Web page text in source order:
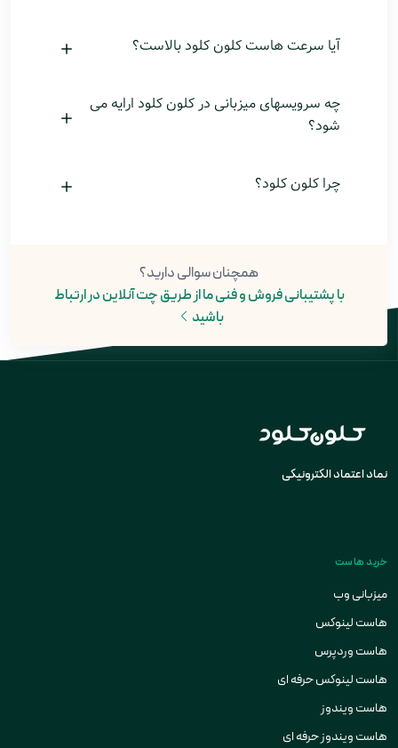
آیا سرعت هاست کلون کلود بالاست؟
چه سرویسهای میزبانی در کلون کلود ارايه می
شود؟
چرا کلون کلود؟
همچنان سوالی دارید؟
با پشتیبانی فروش و فنی ما از طریق چت آنلاین در ارتباط
باشید
نماد اعتماد الکترونیکی
خرید هاست
میزبانی وب
هاست لینوکس
هاست وردپرس
هاست لینوکس حرفه ای
هاست ویندوز
هاست ویندوز حرفه ای